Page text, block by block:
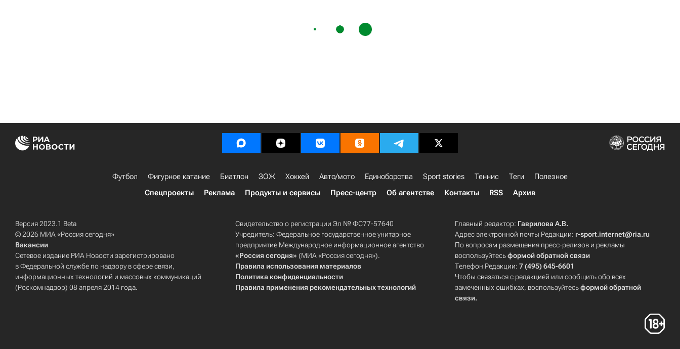
Футбол Фигурное катание Биатлон ЗОЖ Хоккей Авто/мото Единоборства Sport stories Теннис Теги
Полезное
Спецпроекты
Реклама Продукты и сервисы Пресс-центр Об агентстве Контакты RSS Архив
Версия 2023.1 Beta
© 2026 МИА «Россия сегодня»
Вакансии
Сетевое издание РИА Новости зарегистрировано
в Федеральной службе по надзору в сфере связи,
информационных технологий и массовых коммуникаций
(Роскомнадзор) 08 апреля 2014 года.
Свидетельство о регистрации Эл № ФС77-57640
Учредитель: Федеральное государственное унитарное
предприятие Международное информационное агентство
«Россия сегодня» (МИА «Россия сегодня»).
Правила использования материалов
Политика конфиденциальности
Правила применения рекомендательных технологий
Главный редактор: Гаврилова А.В.
Адрес электронной почты Редакции: r-sport.internet@ria.ru
По вопросам размещения пресс-релизов и рекламы
воспользуйтесьформой обратной связи
Телефон Редакции:7 (495) 645-6601
Чтобы связаться с редакцией или сообщить обо всех
замеченных ошибках, воспользуйтесьформой обратной
связи.